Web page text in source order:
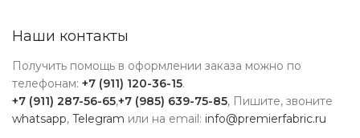
Наши контакты
Получить помощь в оформлении заказа можно по
телефонам: +7 (911) 120-36-15.
+7 (911) 287-56-65,+7 (985) 639-75-85, Пишите, звоните
whatsapp, Telegram или на email: info@premierfabric.ru